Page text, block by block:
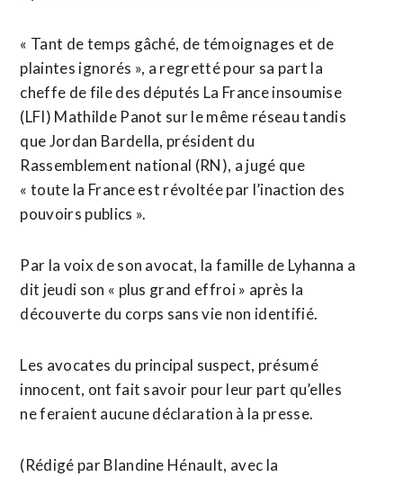
« Tant de temps gâché, de témoignages et de
plaintes ignorés », a regretté pour sa part la
cheffe de file des députés La France insoumise
(LFI) Mathilde Panot sur le même réseau tandis
que Jordan Bardella, président du
Rassemblement national (RN), a jugé que
« toute la France est révoltée par l’inaction des
pouvoirs publics ».
Par la voix de son avocat, la famille de Lyhanna a
dit jeudi son « plus grand effroi » après la
découverte du corps sans vie non identifié.
Les avocates du principal suspect, présumé
innocent, ont fait savoir pour leur part qu’elles
ne feraient aucune déclaration à la presse.
(Rédigé par Blandine Hénault, avec la